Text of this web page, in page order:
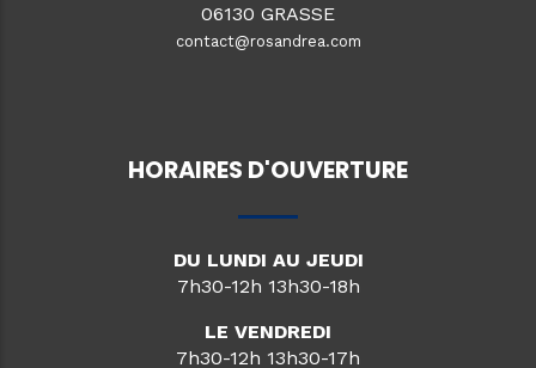
06130 GRASSE
contact@rosandrea.com
HORAIRES D'OUVERTURE
DU LUNDI AU JEUDI
7h30-12h 13h30-18h
LE VENDREDI
7h30-12h 13h30-17h